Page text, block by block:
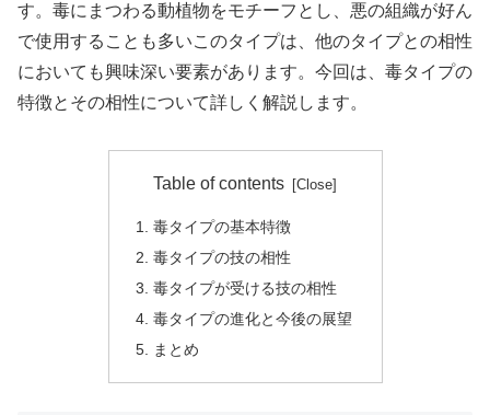
す。毒にまつわる動植物をモチーフとし、悪の組織が好ん
で使用することも多いこのタイプは、他のタイプとの相性
においても興味深い要素があります。今回は、毒タイプの
特徴とその相性について詳しく解説します。
Table of contents
毒タイプの基本特徴
毒タイプの技の相性
毒タイプが受ける技の相性
毒タイプの進化と今後の展望
まとめ